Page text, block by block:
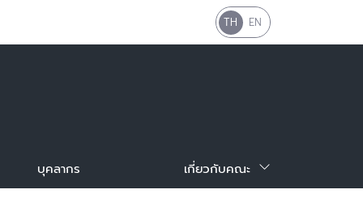
TH EN
บุคลากร เกี่ยวกับคณะ